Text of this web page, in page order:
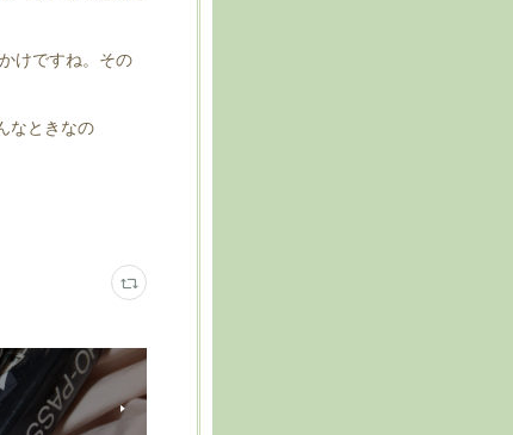
けですね。その
なときなの